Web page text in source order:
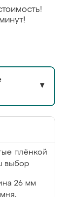
▼
плёнкой
выбор
26 мм